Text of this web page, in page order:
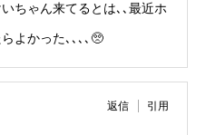
ちゃん来てるとは､､最近ホ
よかった､､､､🥺
返信 引用